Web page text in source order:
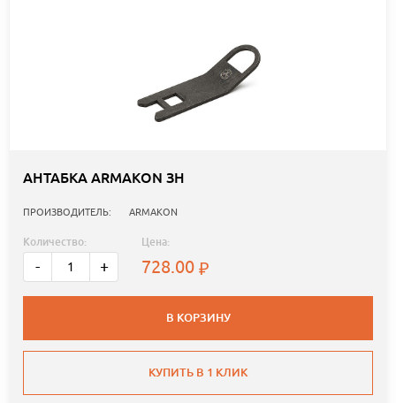
АНТАБКА ARMAKON ЗН
ПРОИЗВОДИТЕЛЬ: ARMAKON
Количество:
- +
Цена:
728.00
В КОРЗИНУ
КУПИТЬ В 1 КЛИК